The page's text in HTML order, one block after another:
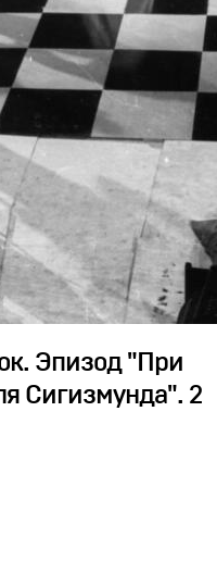
Эпизод "При
Сигизмунда". 2